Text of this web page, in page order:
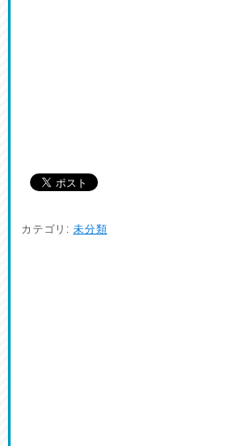
カテゴリ: 未分類